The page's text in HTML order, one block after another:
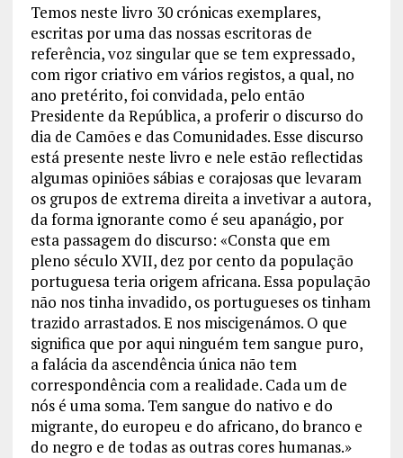
Temos neste livro 30 crónicas exemplares,
escritas por uma das nossas escritoras de
referência, voz singular que se tem expressado,
com rigor criativo em vários registos, a qual, no
ano pretérito, foi convidada, pelo então
Presidente da República, a proferir o discurso do
dia de Camões e das Comunidades. Esse discurso
está presente neste livro e nele estão reflectidas
algumas opiniões sábias e corajosas que levaram
os grupos de extrema direita a invetivar a autora,
da forma ignorante como é seu apanágio, por
esta passagem do discurso: «Consta que em
pleno século XVII, dez por cento da população
portuguesa teria origem africana. Essa população
não nos tinha invadido, os portugueses os tinham
trazido arrastados. E nos miscigenámos. O que
significa que por aqui ninguém tem sangue puro,
a falácia da ascendência única não tem
correspondência com a realidade. Cada um de
nós é uma soma. Tem sangue do nativo e do
migrante, do europeu e do africano, do branco e
do negro e de todas as outras cores humanas.»